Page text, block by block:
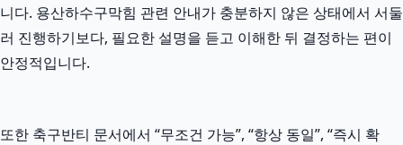
니다. 용산하수구막힘 관련 안내가 충분하지 않은 상태에서 서둘
러 진행하기보다, 필요한 설명을 듣고 이해한 뒤 결정하는 편이
안정적입니다.
또한 축구반티 문서에서 “무조건 가능”, “항상 동일”, “즉시 확